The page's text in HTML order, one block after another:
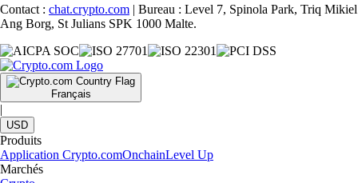
Contact : chat.crypto.com | Bureau : Level 7, Spinola Park, Triq Mikiel
Ang Borg, St Julians SPK 1000 Malte.
Français
|
USD
Produits
Application Crypto.comOnchainLevel Up
Marchés